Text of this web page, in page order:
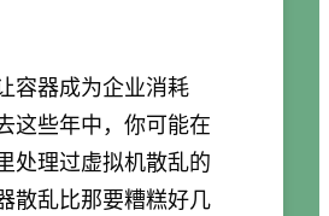
容器成为企业消耗
这些年中，你可能在
处理过虚拟机散乱的
散乱比那要糟糕好几